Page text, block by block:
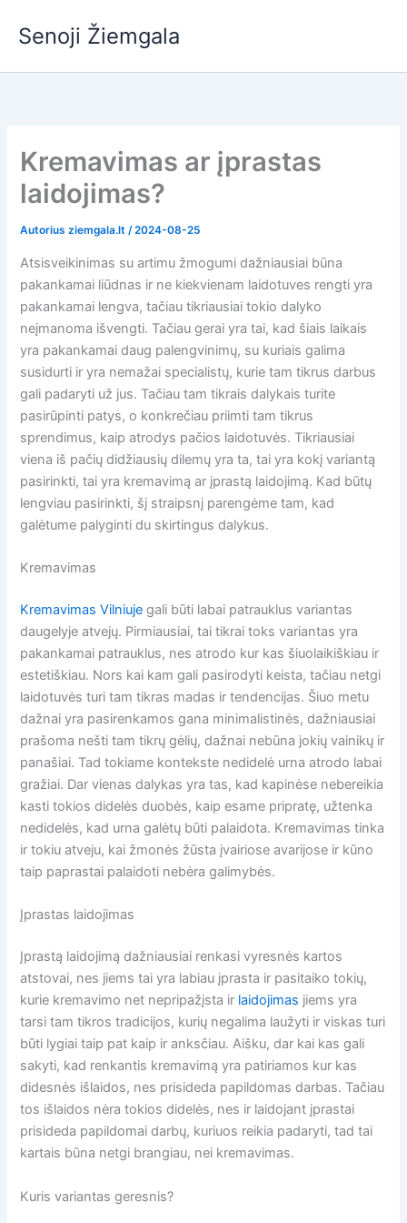
prieSenoji Žiemgala
Kremavimas ar įprastas
laidojimas?
Autorius ziemgala.lt/2024-08-25
Atsisveikinimas su artimu žmogumi dažniausiai būna
pakankamai liūdnas ir ne kiekvienam laidotuves rengti yra
pakankamai lengva, tačiau tikriausiai tokio dalyko
neįmanoma išvengti. Tačiau gerai yra tai, kad šiais laikais
yra pakankamai daug palengvinimų, su kuriais galima
susidurti ir yra nemažai specialistų, kurie tam tikrus darbus
gali padaryti už jus. Tačiau tam tikrais dalykais turite
pasirūpinti patys, o konkrečiau priimti tam tikrus
sprendimus, kaip atrodys pačios laidotuvės. Tikriausiai
viena iš pačių didžiausių dilemų yra ta, tai yra kokį variantą
pasirinkti, tai yra kremavimą ar įprastą laidojimą. Kad būtų
lengviau pasirinkti, šį straipsnį parengėme tam, kad
galėtume palyginti du skirtingus dalykus.
Kremavimas
Kremavimas Vilniuje gali būti labai patrauklus variantas
daugelyje atvejų. Pirmiausiai, tai tikrai toks variantas yra
pakankamai patrauklus, nes atrodo kur kas šiuolaikiškiau ir
estetiškiau. Nors kai kam gali pasirodyti keista, tačiau netgi
laidotuvės turi tam tikras madas ir tendencijas. Šiuo metu
dažnai yra pasirenkamos gana minimalistinės, dažniausiai
prašoma nešti tam tikrų gėlių, dažnai nebūna jokių vainikų ir
panašiai. Tad tokiame kontekste nedidelė urna atrodo labai
gražiai. Dar vienas dalykas yra tas, kad kapinėse nebereikia
kasti tokios didelės duobės, kaip esame pripratę, užtenka
nedidelės, kad urna galėtų būti palaidota. Kremavimas tinka
ir tokiu atveju, kai žmonės žūsta įvairiose avarijose ir kūno
taip paprastai palaidoti nebėra galimybės.
Įprastas laidojimas
Įprastą laidojimą dažniausiai renkasi vyresnės kartos
atstovai, nes jiems tai yra labiau įprasta ir pasitaiko tokių,
kurie kremavimo net nepripažįsta ir laidojimas jiems yra
tarsi tam tikros tradicijos, kurių negalima laužyti ir viskas turi
būti lygiai taip pat kaip ir anksčiau. Aišku, dar kai kas gali
sakyti, kad renkantis kremavimą yra patiriamos kur kas
didesnės išlaidos, nes prisideda papildomas darbas. Tačiau
tos išlaidos nėra tokios didelės, nes ir laidojant įprastai
prisideda papildomai darbų, kuriuos reikia padaryti, tad tai
kartais būna netgi brangiau, nei kremavimas.
Kuris variantas geresnis?